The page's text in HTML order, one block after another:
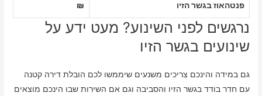
פנטהאוז בגשר הזיו
₪
נרגשים לפני השינוע? מעט ידע על
שינועים בגשר הזיו
גם במידה והינכם צריכים משנעים שיממשו לכם הובלת דירה קטנה
עם חדר בודד בגשר הזיו והסביבה וגם אם השירות שבו הינכם מוצאים